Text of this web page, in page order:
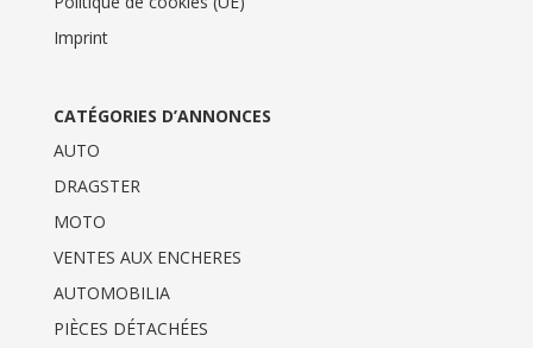
Imprint
CATÉGORIES D’ANNONCES
AUTO
DRAGSTER
MOTO
VENTES AUX ENCHERES
AUTOMOBILIA
PIÈCES DÉTACHÉES